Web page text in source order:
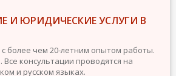
И ЮРИДИЧЕСКИE УСЛУГИ В
более чем 20-летним опытом работы.
Все консультации проводятся на
и русском языках.